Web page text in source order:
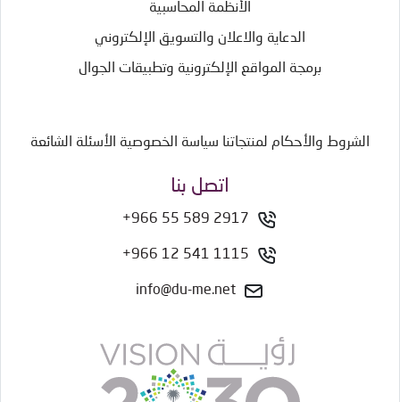
الأنظمة المحاسبية
الدعاية والاعلان والتسويق الإلكتروني
برمجة المواقع الإلكترونية وتطبيقات الجوال
الشروط والأحكام لمنتجاتنا سياسة الخصوصية الأسئلة الشائعة
اتصل بنا
+966 55 589 2917
+966 12 541 1115
info@du-me.net